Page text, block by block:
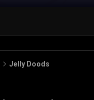
Jelly Doods